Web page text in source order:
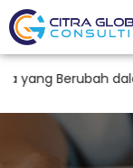
Berubah